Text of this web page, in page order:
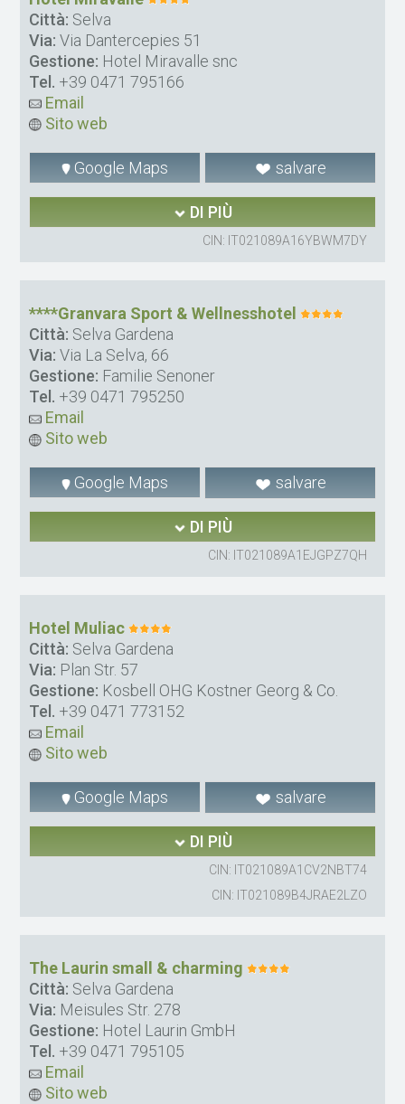
Città: Selva
Via: Via Dantercepies 51
Gestione: Hotel Miravalle snc
Tel. +39 0471 795166
Email
Sito web
Google Maps salvare
DI PIÙ
CIN: IT021089A16YBWM7DY
****Granvara Sport & Wellnesshotel
Città: Selva Gardena
Via: Via La Selva, 66
Gestione: Familie Senoner
Tel. +39 0471 795250
Email
Sito web
Google Maps salvare
DI PIÙ
CIN: IT021089A1EJGPZ7QH
Hotel Muliac
Città: Selva Gardena
Via: Plan Str. 57
Gestione: Kosbell OHG Kostner Georg & Co.
Tel. +39 0471 773152
Email
Sito web
Google Maps salvare
DI PIÙ
CIN: IT021089A1CV2NBT74
CIN: IT021089B4JRAE2LZO
The Laurin small & charming
Città: Selva Gardena
Via: Meisules Str. 278
Gestione: Hotel Laurin GmbH
Tel. +39 0471 795105
Email
Sito web